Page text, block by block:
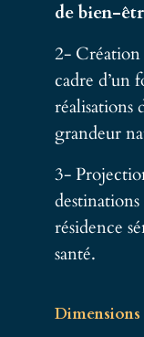
de bien-
2- Création
cadre d’un
réalisations
grandeur
3-
résidence
santé.